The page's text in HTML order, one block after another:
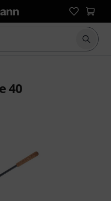
Suche
40
aus 2 Kundenbewertungen